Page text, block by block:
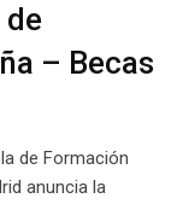
– Becas
de Formación
anuncia la